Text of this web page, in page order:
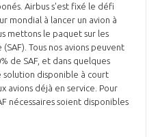
Airbus s'est fixé le défi
mondial à lancer un avion à
mettons le paquet sur les
Tous nos avions peuvent
de SAF, et dans quelques
solution disponible à court
avions déjà en service. Pour
nécessaires soient disponibles